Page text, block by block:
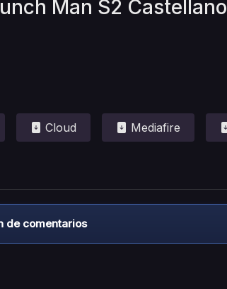
Man S2 Castellano
Cloud Mediafire
de comentarios